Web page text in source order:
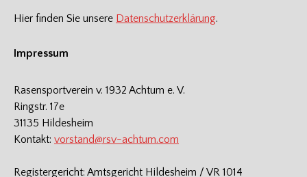
Hier finden Sie unsere Datenschutzerklärung.
Impressum
Rasensportverein v. 1932 Achtum e. V.
Ringstr. 17e
31135 Hildesheim
Kontakt: vorstand@rsv-achtum.com
Registergericht: Amtsgericht Hildesheim / VR 1014